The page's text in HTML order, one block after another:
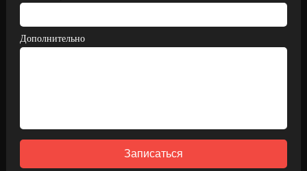
Дополнительно
Записаться